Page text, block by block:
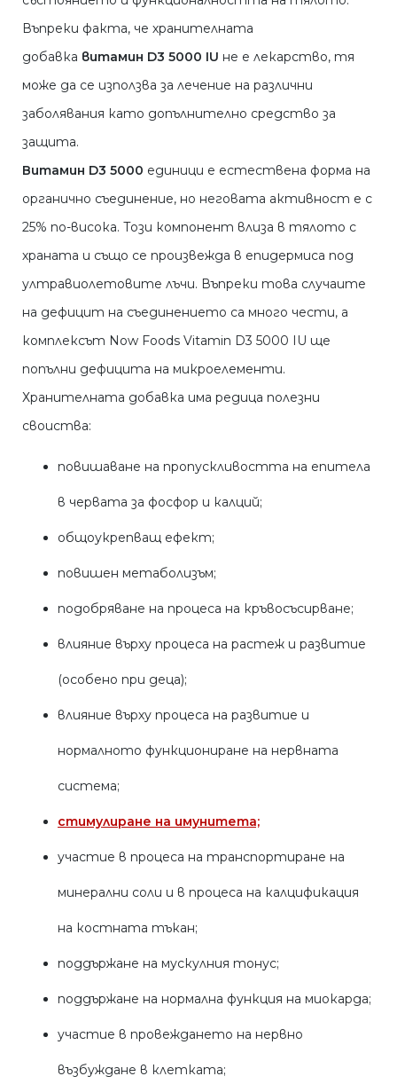
Въпреки факта, че хранителната
добавка витамин D3 5000 IU не е лекарство, тя
може да се използва за лечение на различни
заболявания като допълнително средство за
защита.
Витамин D3 5000 единици е естествена форма на
органично съединение, но неговата активност е с
25% по-висока. Този компонент влиза в тялото с
храната и също се произвежда в епидермиса под
ултравиолетовите лъчи. Въпреки това случаите
на дефицит на съединението са много чести, а
комплексът Now Foods Vitamin D3 5000 IU ще
попълни дефицита на микроелементи.
Хранителната добавка има редица полезни
своиства:
повишаване на пропускливостта на епитела
в червата за фосфор и калций;
общоукрепващ ефект;
повишен метаболизъм;
подобряване на процеса на кръвосъсирване;
влияние върху процеса на растеж и развитие
(особено при деца);
влияние върху процеса на развитие и
нормалното функциониране на нервната
система;
стимулиране на имунитета;
участие в процеса на транспортиране на
минерални соли и в процеса на калцификация
на костната тъкан;
поддържане на мускулния тонус;
поддържане на нормална функция на миокарда;
участие в провеждането на нервно
възбуждане в клетката;